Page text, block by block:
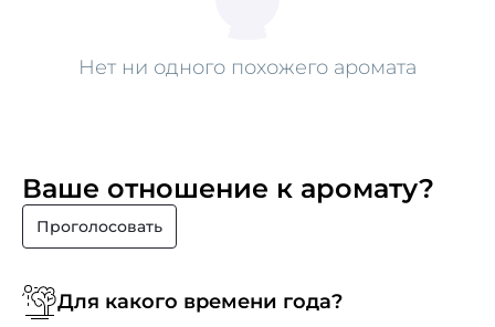
Нет ни одного похожего аромата
Ваше отношение к аромату?
Проголосовать
Для какого времени года?